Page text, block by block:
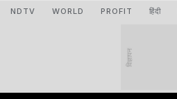
NDTV WORLD PROFIT हिंदी
विज्ञापन